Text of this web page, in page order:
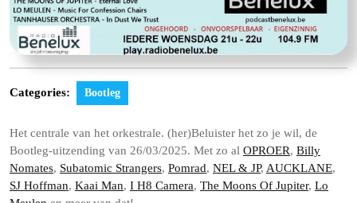
Categories: Bootleg
Het centrale van het orkestrale. (her)Beluister het zo je wil, de
Bootleg-uitzending van 26/03/2025. Met zo al OPROER, Billy
Nomates, Subatomic Strangers, Pomrad, NEL & JP, AUCKLANE,
SJ Hoffman, Kaai Man, I H8 Camera, The Moons Of Jupiter, Lo